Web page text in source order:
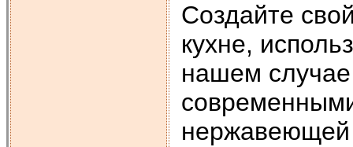
Создайте
кухне,
нашем
нержавеющей